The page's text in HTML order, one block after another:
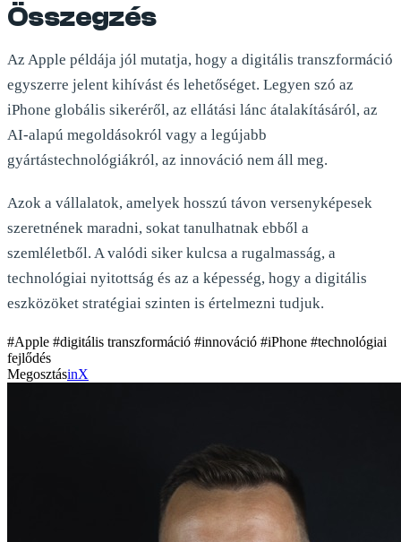
Összegzés
Az Apple példája jól mutatja, hogy a digitális transzformáció
egyszerre jelent kihívást és lehetőséget. Legyen szó az
iPhone globális sikeréről, az ellátási lánc átalakításáról, az
AI-alapú megoldásokról vagy a legújabb
gyártástechnológiákról, az innováció nem áll meg.
Azok a vállalatok, amelyek hosszú távon versenyképesek
szeretnének maradni, sokat tanulhatnak ebből a
szemléletből. A valódi siker kulcsa a rugalmasság, a
technológiai nyitottság és az a képesség, hogy a digitális
eszközöket stratégiai szinten is értelmezni tudjuk.
#Apple #digitális transzformáció #innováció #iPhone #technológiai
fejlődés
MegosztásinX